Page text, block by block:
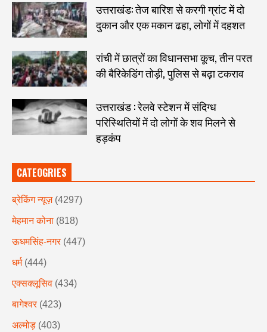
उत्तराखंड: तेज बारिश से करगी ग्रांट में दो
दुकान और एक मकान ढहा, लोगों में दहशत
रांची में छात्रों का विधानसभा कूच, तीन परत
की बैरिकेडिंग तोड़ी, पुलिस से बढ़ा टकराव
उत्तराखंड : रेलवे स्टेशन में संदिग्ध
परिस्थितियों में दो लोगों के शव मिलने से
हड़कंप
CATEOGRIES
ब्रेकिंग न्यूज़ (4297)
मेहमान कोना (818)
ऊधमसिंह-नगर (447)
धर्म (444)
एक्सक्लूसिव (434)
बागेश्वर (423)
अल्मोड़ (403)